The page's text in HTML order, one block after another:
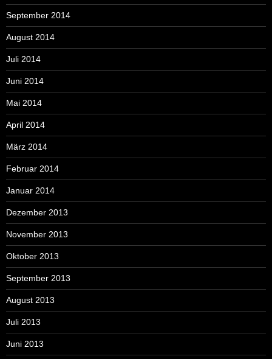
September 2014
August 2014
Juli 2014
Juni 2014
Mai 2014
April 2014
März 2014
Februar 2014
Januar 2014
Dezember 2013
November 2013
Oktober 2013
September 2013
August 2013
Juli 2013
Juni 2013